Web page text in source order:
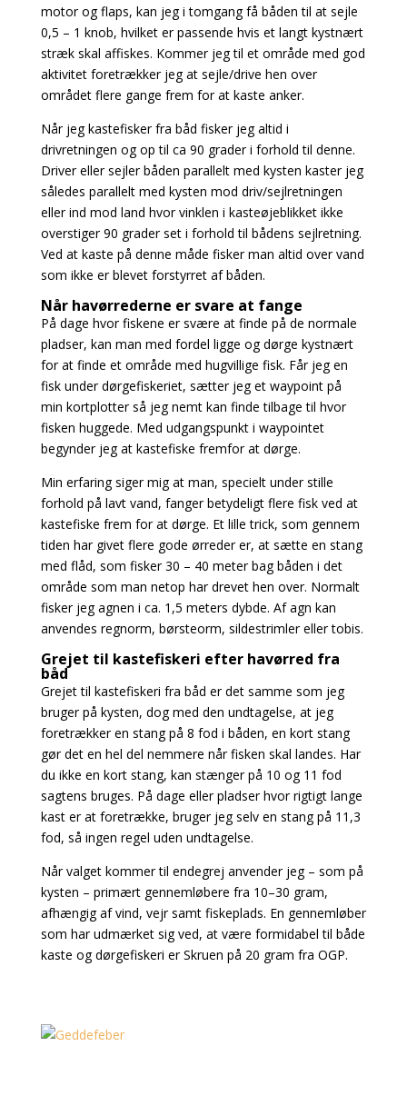
motor og flaps, kan jeg i tomgang få båden til at sejle
0,5 – 1 knob, hvilket er passende hvis et langt kystnært
stræk skal affiskes. Kommer jeg til et område med god
aktivitet foretrækker jeg at sejle/drive hen over
området flere gange frem for at kaste anker.
Når jeg kastefisker fra båd fisker jeg altid i
drivretningen og op til ca 90 grader i forhold til denne.
Driver eller sejler båden parallelt med kysten kaster jeg
således parallelt med kysten mod driv/sejlretningen
eller ind mod land hvor vinklen i kasteøjeblikket ikke
overstiger 90 grader set i forhold til bådens sejlretning.
Ved at kaste på denne måde fisker man altid over vand
som ikke er blevet forstyrret af båden.
Når havørrederne er svare at fange
På dage hvor fiskene er svære at finde på de normale
pladser, kan man med fordel ligge og dørge kystnært
for at finde et område med hugvillige fisk. Får jeg en
fisk under dørgefiskeriet, sætter jeg et waypoint på
min kortplotter så jeg nemt kan finde tilbage til hvor
fisken huggede. Med udgangspunkt i waypointet
begynder jeg at kastefiske fremfor at dørge.
Min erfaring siger mig at man, specielt under stille
forhold på lavt vand, fanger betydeligt flere fisk ved at
kastefiske frem for at dørge. Et lille trick, som gennem
tiden har givet flere gode ørreder er, at sætte en stang
med flåd, som fisker 30 – 40 meter bag båden i det
område som man netop har drevet hen over. Normalt
fisker jeg agnen i ca. 1,5 meters dybde. Af agn kan
anvendes regnorm, børsteorm, sildestrimler eller tobis.
Grejet til kastefiskeri efter havørred fra
båd
Grejet til kastefiskeri fra båd er det samme som jeg
bruger på kysten, dog med den undtagelse, at jeg
foretrækker en stang på 8 fod i båden, en kort stang
gør det en hel del nemmere når fisken skal landes. Har
du ikke en kort stang, kan stænger på 10 og 11 fod
sagtens bruges. På dage eller pladser hvor rigtigt lange
kast er at foretrække, bruger jeg selv en stang på 11,3
fod, så ingen regel uden undtagelse.
Når valget kommer til endegrej anvender jeg – som på
kysten – primært gennemløbere fra 10–30 gram,
afhængig af vind, vejr samt fiskeplads. En gennemløber
som har udmærket sig ved, at være formidabel til både
kaste og dørgefiskeri er Skruen på 20 gram fra OGP.